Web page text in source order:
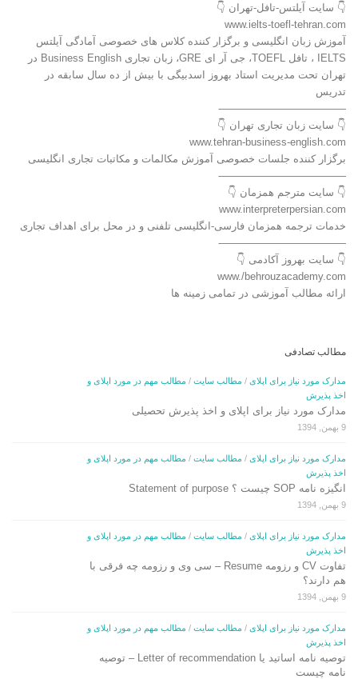
👇 سایت آیلتس-تافل-تهران 👇
www.ielts-toefl-tehran.com
آموزش زبان انگلیسی و برگزار کننده کلاس های خصوصی آمادگی آیلتس
IELTS ، تافل TOEFL، جی آر ای GRE، زبان تجاری Business English در
تهران تحت مدیریت استاد بهروز اسدبیگی با بیش از ده سال سابقه در
تدریس
————————————-
👇 سایت زبان تجاری تهران 👇
www.tehran-business-english.com
برگزار کننده جلسات خصوصی آموزش مکالمات و مکاتبات تجاری انگلیسی
————————————-
👇 سایت مترجم همزمان 👇
www.interpreterpersian.com
خدمات ترجمه همزمان فارسی-انگلیسی تلفنی و در محل برای اهداف تجاری
————————————-
👇 سایت بهروز آکادمی 👇
www./behrouzacademy.com
ارائه مطالب آموزشی در تمامی زمینه ها
مطالب تصادفی
مدارک مورد نیاز برای اپلای / مطالب سایت / مطالب مهم در مورد اپلای و
اخذ پذیرش
مدارک مورد نیاز برای اپلای و اخذ پذیرش تحصیلی
9 بهمن, 1394
مدارک مورد نیاز برای اپلای / مطالب سایت / مطالب مهم در مورد اپلای و
اخذ پذیرش
انگیزه نامه SOP چیست ؟ Statement of purpose
9 بهمن, 1394
مدارک مورد نیاز برای اپلای / مطالب سایت / مطالب مهم در مورد اپلای و
اخذ پذیرش
تفاوت CV و رزومه Resume – سی وی و رزومه چه فرقی با
هم دارند؟
9 بهمن, 1394
مدارک مورد نیاز برای اپلای / مطالب سایت / مطالب مهم در مورد اپلای و
اخذ پذیرش
توصیه نامه اساتید یا Letter of recommendation – توصیه
نامه چیست